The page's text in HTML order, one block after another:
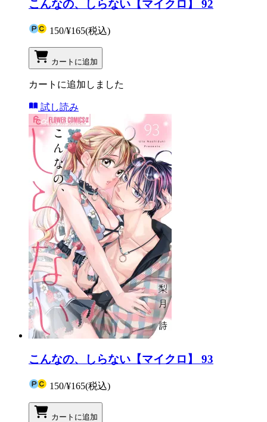
こんなの、しらない【マイクロ】 92
150/¥165(税込)
カートに追加
カートに追加しました
試し読み
こんなの、しらない【マイクロ】 93
150/¥165(税込)
カートに追加